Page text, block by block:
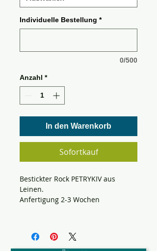
Individuel​le Bestellung *
0/500
Anzahl *
In den Warenkorb
Sofortkauf
Bestickter Rock PETRYKIV aus
Leinen.
Anfertigung 2-3 Wochen